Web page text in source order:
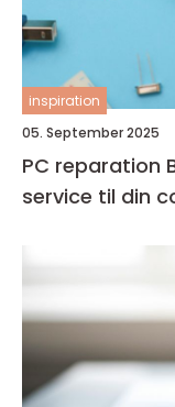
inspiration
05. September 2025
PC reparation
service til din